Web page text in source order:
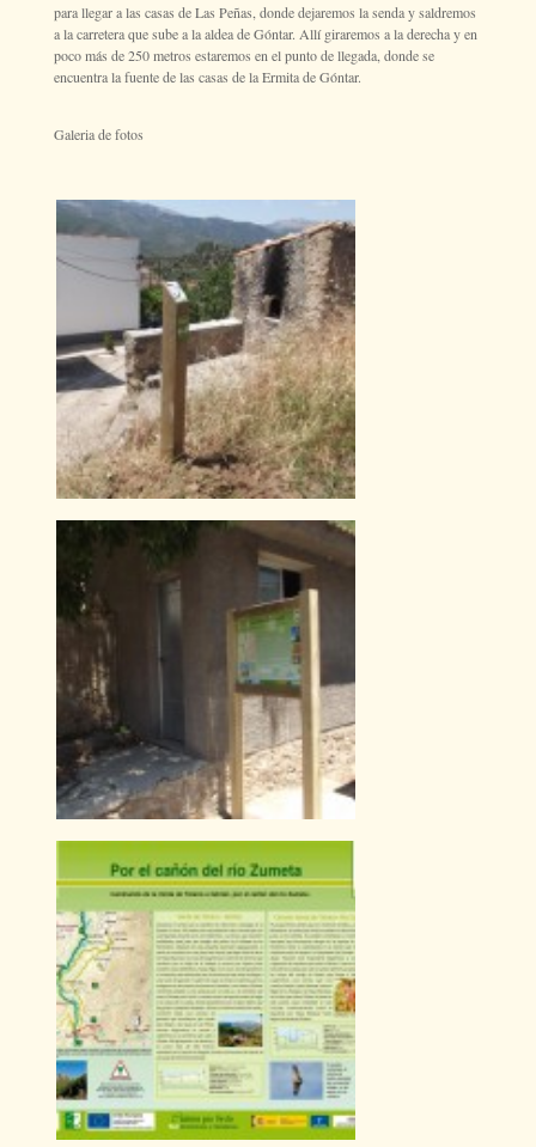
para llegar a las casas de Las Peñas, donde dejaremos la senda y saldremos
a la carretera que sube a la aldea de Góntar. Allí giraremos a la derecha y en
poco más de 250 metros estaremos en el punto de llegada, donde se
encuentra la fuente de las casas de la Ermita de Góntar.
Galeria de fotos